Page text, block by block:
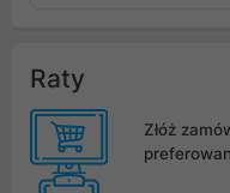
Raty
Złóż